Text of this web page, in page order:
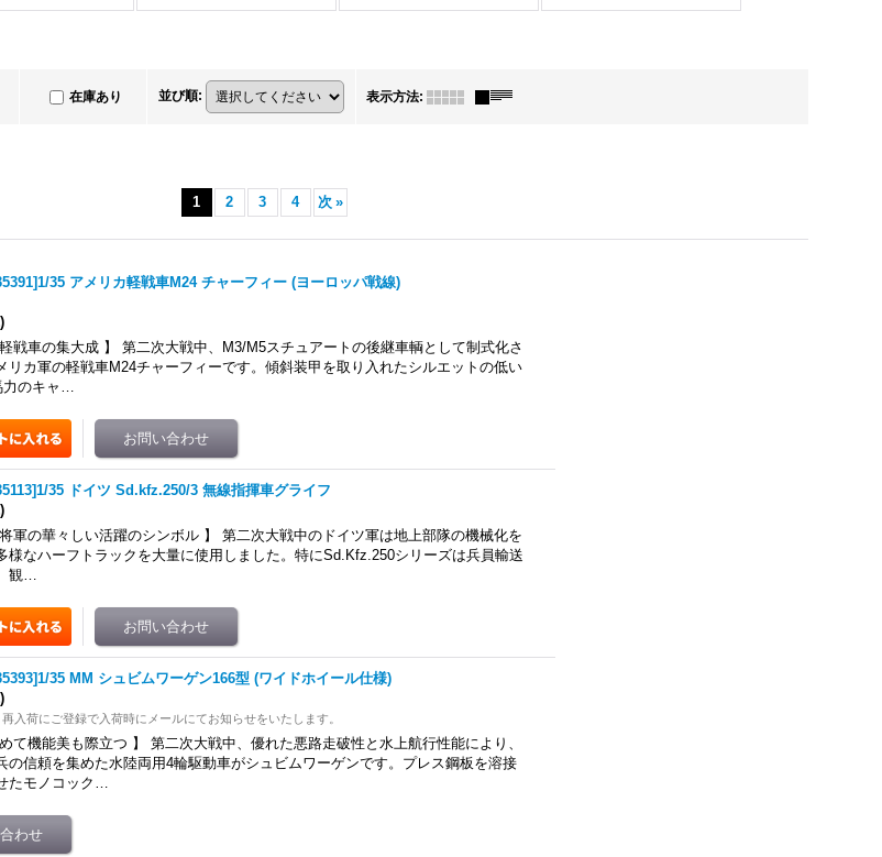
在庫あり 並び順: 表示方法:
1 2 3 4 次 »
35 アメリカ軽戦車M24 チャーフィー (ヨーロッパ戦線)
軽戦車の集大成 】 第二次大戦中、M3/M5スチュアートの後継車輌として制式化さ
リカ軍の軽戦車M24チャーフィーです。傾斜装甲を取り入れたシルエットの低い
力のキャ…
35 ドイツ Sd.kfz.250/3 無線指揮車グライフ
将軍の華々しい活躍のシンボル 】 第二次大戦中のドイツ軍は地上部隊の機械化を
様なハーフトラックを大量に使用しました。特にSd.Kfz.250シリーズは兵員輸送
観…
35 MM シュビムワーゲン166型 (ワイドホイール仕様)
入荷にご登録で入荷時にメールにてお知らせをいたします。
めて機能美も際立つ 】 第二次大戦中、優れた悪路走破性と水上航行性能により、
の信頼を集めた水陸両用4輪駆動車がシュビムワーゲンです。プレス鋼板を溶接
たモノコック…